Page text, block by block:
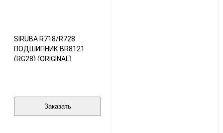
SIRUBA R718/R728
ПОДШИПНИК BR8121
(RG28) (ORIGINAL)
Заказать